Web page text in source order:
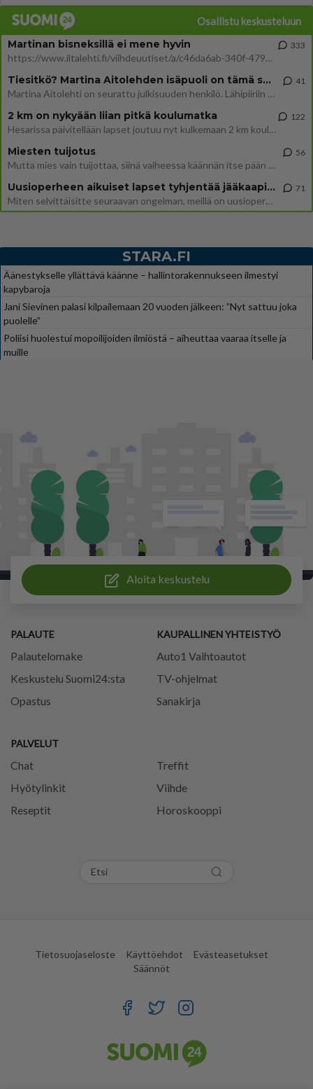
Osallistu keskusteluun
Martinan bisneksillä ei mene hyvin
https://www.iltalehti.fi/viihdeuutiset/a/c46da6ab-340f-4790-aaa7-0865eed2336 Yrityksen konkurssihakemus on tullut kärä
333
Tiesitkö? Martina Aitolehden isäpuoli on tämä suosittu laulaja
Martina Aitolehti on seurattu julkisuuden henkilö. Lähipiiriin mahtuu muitakin tunnettuja henkilöitä. Tiesitkö, että Ma
41
2 km on nykyään liian pitkä koulumatka
Hesarissa päivitellään lapset joutuu nyt kulkemaan 2 km kouluun jösses. Ruostefillarilla tuo matka menee vaikka miten äk
122
Miesten tuijotus
Mutta mies vain tuijottaa, siinä vaiheessa käännän itse pään pois. Mikä juttu? Yleensä jos joku tuijottaa tai katsoo, hä
56
Uusioperheen aikuiset lapset tyhjentää jääkaapin käydessään
Miten selvittäisitte seuraavan ongelman, meillä on uusioperhe, minulla teini-ikäiset lapset ja puolisolla aikuiset, jotk
71
STARA.FI
Äänestykselle yllättävä käänne – hallintorakennukseen ilmestyi
kapybaroja
Jani Sievinen palasi kilpailemaan 20 vuoden jälkeen: ”Nyt sattuu joka
puolelle”
Poliisi huolestui mopoilijoiden ilmiöstä – aiheuttaa vaaraa itselle ja
muille
Aloita keskustelu
PALAUTE
Palautelomake
Keskustelu Suomi24:sta
Opastus
PALVELUT
Chat
Treffit
Hyötylinkit
Viihde
Reseptit
Horoskooppi
KAUPALLINEN YHTEISTYÖ
Auto1 Vaihtoautot
TV-ohjelmat
Sanakirja
Tietosuojaseloste Käyttöehdot
Evästeasetukset
Säännöt